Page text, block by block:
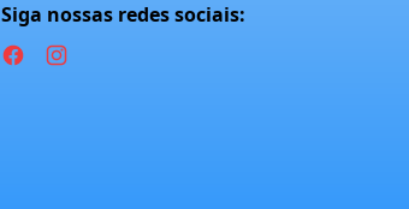
Siga nossas redes sociais: